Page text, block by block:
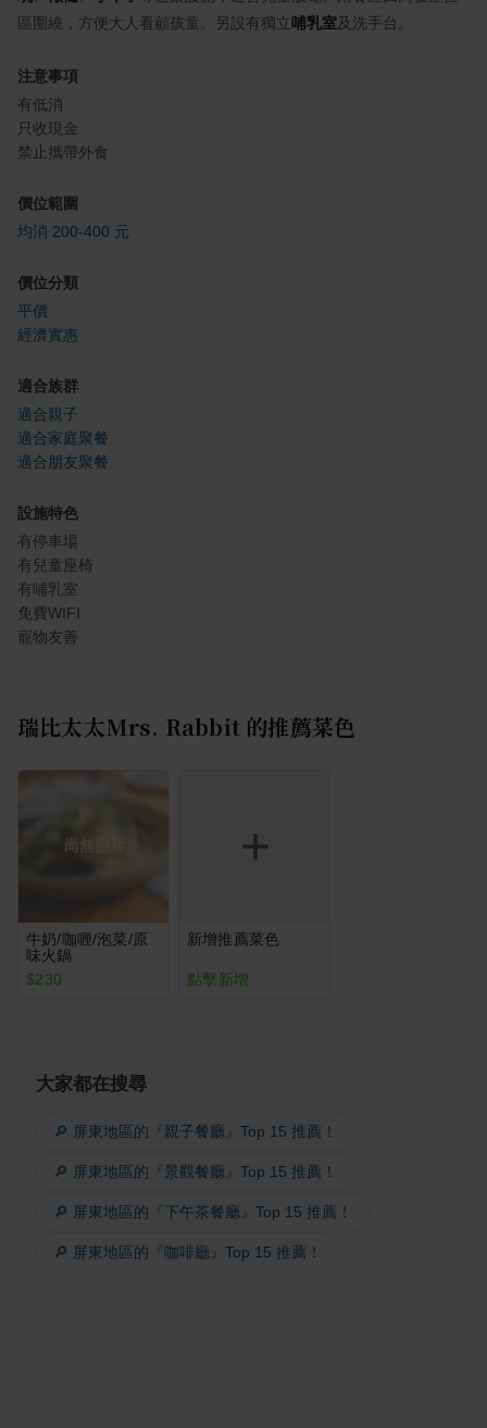
區圍繞，方便大人看顧孩童。另設有獨立哺乳室及洗手台。
注意事項
有低消
只收現金
禁止攜帶外食
價位範圍
均消 200-400 元
價位分類
平價
經濟實惠
適合族群
適合親子
適合家庭聚餐
適合朋友聚餐
設施特色
有停車場
有兒童座椅
有哺乳室
免費WIFI
寵物友善
瑞比太太Mrs. Rabbit 的推薦菜色
尚無照片
牛奶/咖喱/泡菜/原
味火鍋
$230
新增推薦菜色
點擊新增
大家都在搜尋
🔎 屏東地區的『親子餐廳』Top 15 推薦！
🔎 屏東地區的『景觀餐廳』Top 15 推薦！
🔎 屏東地區的『下午茶餐廳』Top 15 推薦！
🔎 屏東地區的『咖啡廳』Top 15 推薦！